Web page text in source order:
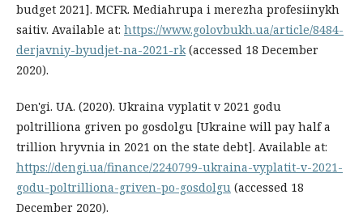
budget 2021]. MCFR. Mediahrupa i merezha profesiinykh
saitiv. Available at: https://www.golovbukh.ua/article/8484-
derjavniy-byudjet-na-2021-rk (accessed 18 December
2020).
Den'gi. UA. (2020). Ukraina vyplatit v 2021 godu
poltrilliona griven po gosdolgu [Ukraine will pay half a
trillion hryvnia in 2021 on the state debt]. Available at:
https://dengi.ua/finance/2240799-ukraina-vyplatit-v-2021-
godu-poltrilliona-griven-po-gosdolgu (accessed 18
December 2020).